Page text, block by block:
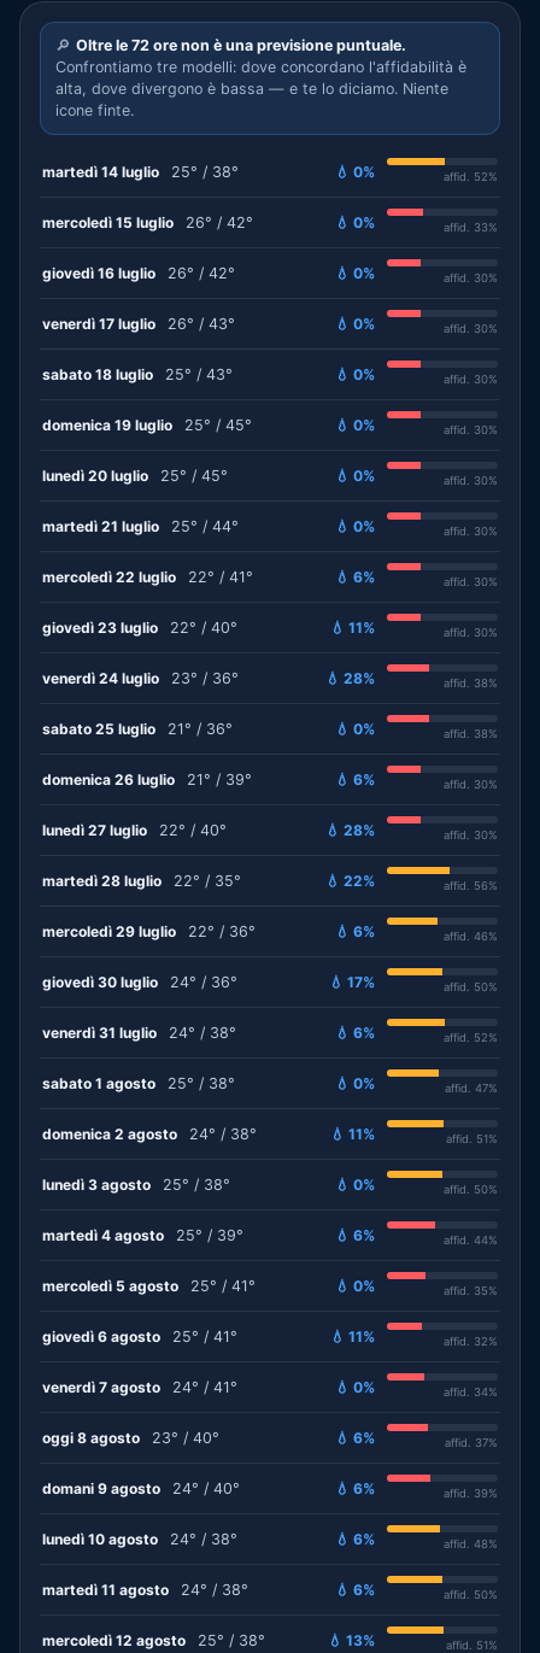
🔎 Oltre le 72 ore non è una previsione puntuale.
Confrontiamo tre modelli: dove concordano l'affidabilità è
alta, dove divergono è bassa — e te lo diciamo. Niente
icone finte.
martedì 14 luglio 25° / 38° 💧 0% affid. 52%
mercoledì 15 luglio 26° / 42° 💧 0% affid. 33%
giovedì 16 luglio 26° / 42° 💧 0% affid. 30%
venerdì 17 luglio 26° / 43° 💧 0% affid. 30%
sabato 18 luglio 25° / 43° 💧 0% affid. 30%
domenica 19 luglio 25° / 45° 💧 0% affid. 30%
lunedì 20 luglio 25° / 45° 💧 0% affid. 30%
martedì 21 luglio 25° / 44° 💧 0% affid. 30%
mercoledì 22 luglio 22° / 41° 💧 6% affid. 30%
giovedì 23 luglio 22° / 40° 💧 11% affid. 30%
venerdì 24 luglio 23° / 36° 💧 28% affid. 38%
sabato 25 luglio 21° / 36° 💧 0% affid. 38%
domenica 26 luglio 21° / 39° 💧 6% affid. 30%
lunedì 27 luglio 22° / 40° 💧 28% affid. 30%
martedì 28 luglio 22° / 35° 💧 22% affid. 56%
mercoledì 29 luglio 22° / 36° 💧 6% affid. 46%
giovedì 30 luglio 24° / 36° 💧 17% affid. 50%
venerdì 31 luglio 24° / 38° 💧 6% affid. 52%
sabato 1 agosto 25° / 38° 💧 0% affid. 47%
domenica 2 agosto 24° / 38° 💧 11% affid. 51%
lunedì 3 agosto 25° / 38° 💧 0% affid. 50%
martedì 4 agosto 25° / 39° 💧 6% affid. 44%
mercoledì 5 agosto 25° / 41° 💧 0% affid. 35%
giovedì 6 agosto 25° / 41° 💧 11% affid. 32%
venerdì 7 agosto 24° / 41° 💧 0% affid. 34%
oggi 8 agosto 23° / 40° 💧 6% affid. 37%
domani 9 agosto 24° / 40° 💧 6% affid. 39%
lunedì 10 agosto 24° / 38° 💧 6% affid. 48%
martedì 11 agosto 24° / 38° 💧 6% affid. 50%
mercoledì 12 agosto 25° / 38° 💧 13% affid. 51%